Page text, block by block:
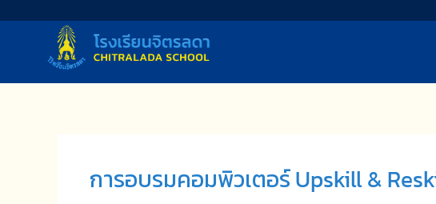
การอบรมคอมพิวเตอร์ Upskill &